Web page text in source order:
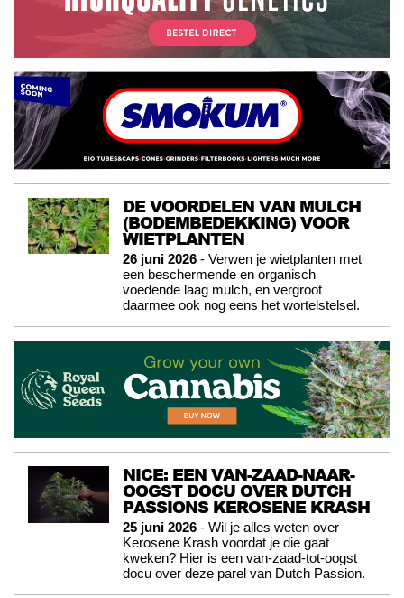
DE VOORDELEN VAN MULCH
(BODEMBEDEKKING) VOOR
WIETPLANTEN
26 juni 2026 - Verwen je wietplanten met
een beschermende en organisch
voedende laag mulch, en vergroot
daarmee ook nog eens het wortelstelsel.
NICE: EEN VAN-ZAAD-NAAR-
OOGST DOCU OVER DUTCH
PASSIONS KEROSENE KRASH
25 juni 2026 - Wil je alles weten over
Kerosene Krash voordat je die gaat
kweken? Hier is een van-zaad-tot-oogst
docu over deze parel van Dutch Passion.